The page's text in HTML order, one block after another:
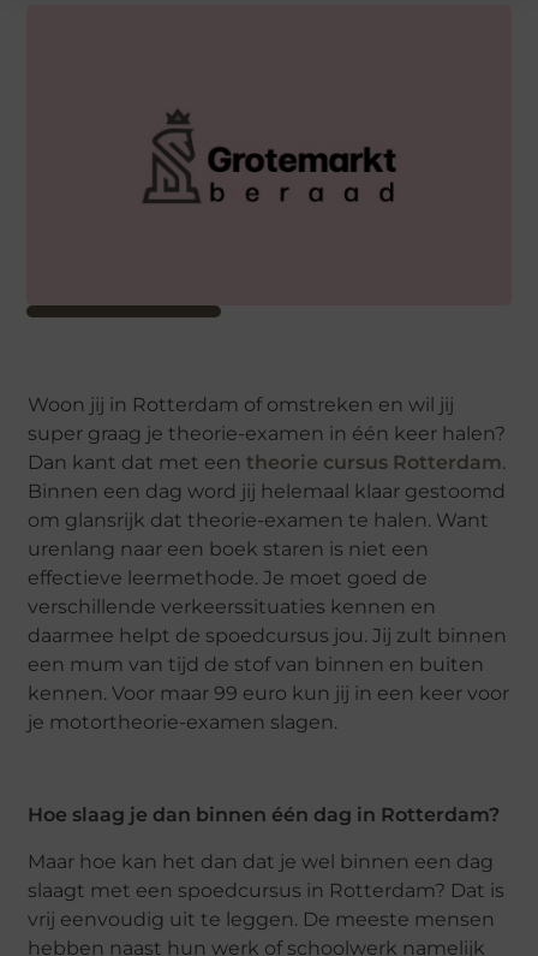
Woon jij in Rotterdam of omstreken en wil jij
super graag je theorie-examen in één keer halen?
Dan kant dat met eentheorie cursus Rotterdam.
Binnen een dag word jij helemaal klaar gestoomd
om glansrijk dat theorie-examen te halen. Want
urenlang naar een boek staren is niet een
effectieve leermethode. Je moet goed de
verschillende verkeerssituaties kennen en
daarmee helpt de spoedcursus jou. Jij zult binnen
een mum van tijd de stof van binnen en buiten
kennen. Voor maar 99 euro kun jij in een keer voor
je motortheorie-examen slagen.
Hoe slaag je dan binnen één dag in Rotterdam?
Maar hoe kan het dan dat je wel binnen een dag
slaagt met een spoedcursus in Rotterdam? Dat is
vrij eenvoudig uit te leggen. De meeste mensen
hebben naast hun werk of schoolwerk namelijk